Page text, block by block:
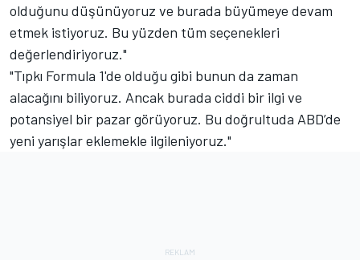
olduğunu düşünüyoruz ve burada büyümeye devam
etmek istiyoruz. Bu yüzden tüm seçenekleri
değerlendiriyoruz."
"Tıpkı Formula 1'de olduğu gibi bunun da zaman
alacağını biliyoruz. Ancak burada ciddi bir ilgi ve
potansiyel bir pazar görüyoruz. Bu doğrultuda ABD’de
yeni yarışlar eklemekle ilgileniyoruz."